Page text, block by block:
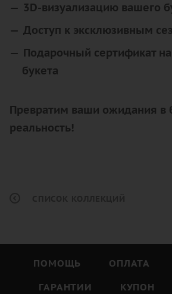
3D-визуализацию вашего
Доступ к эксклюзивным
Подарочный сертификат
букета
Превратим ваши ожидания в
реальность!
ПОМОЩЬ ОПЛАТА
ГАРАНТИИ
КУПОН